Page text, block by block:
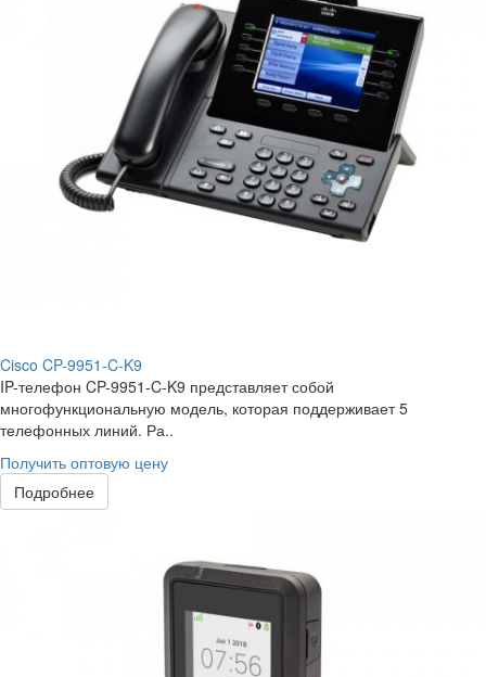
Cisco CP-9951-C-K9
IP-телефон CP-9951-C-K9 представляет собой
многофункциональную модель, которая поддерживает 5
телефонных линий. Ра..
Получить оптовую цену
Подробнее